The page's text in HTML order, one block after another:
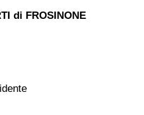
di FROSINONE